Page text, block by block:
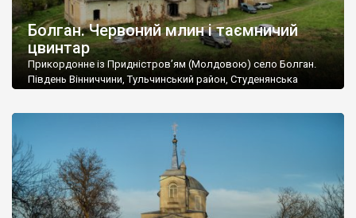
Болган. Червоний млин і таємничий
цвинтар
Прикордонне із Придністров’ям (Молдовою) село Болган.
Південь Вінниччини, Тульчинський район, Студенянська
старовинний цвинтар із кам’яними хрестами. Всі епітафії, які
збереглися, написані кирилицею, церковнослов’янською
мовою. За всіма традиційними ознаками – цвинтар
український. Хрести датуються 19 століттям. У 1924-1940
роках Болган […]